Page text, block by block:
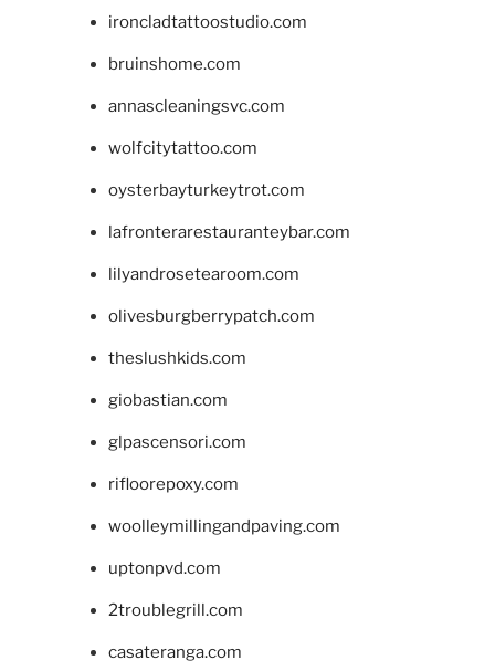
ironcladtattoostudio.com
bruinshome.com
annascleaningsvc.com
wolfcitytattoo.com
oysterbayturkeytrot.com
lafronterarestauranteybar.com
lilyandrosetearoom.com
olivesburgberrypatch.com
theslushkids.com
giobastian.com
glpascensori.com
rifloorepoxy.com
woolleymillingandpaving.com
uptonpvd.com
2troublegrill.com
casateranga.com